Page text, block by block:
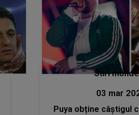
Stiri
03 mar
Puya obține câștigul